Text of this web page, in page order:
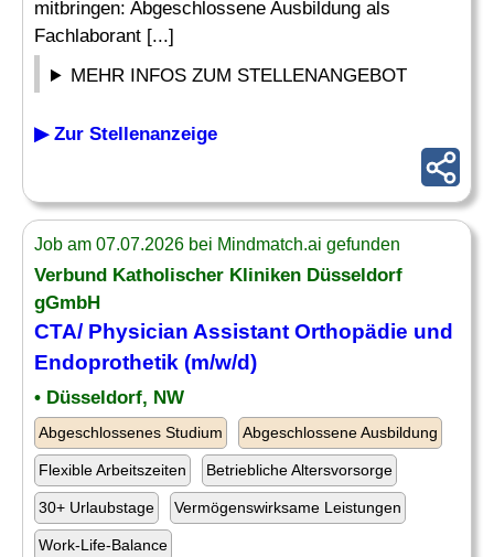
mitbringen: Abgeschlossene Ausbildung als
Fachlaborant [...]
MEHR INFOS ZUM STELLENANGEBOT
▶ Zur Stellenanzeige
Job am 07.07.2026 bei Mindmatch.ai gefunden
Verbund Katholischer Kliniken Düsseldorf
gGmbH
CTA/ Physician Assistant Orthopädie und
Endoprothetik (m/w/d)
• Düsseldorf, NW
Abgeschlossenes Studium Abgeschlossene Ausbildung
Flexible Arbeitszeiten Betriebliche Altersvorsorge
30+ Urlaubstage Vermögenswirksame Leistungen
Work-Life-Balance